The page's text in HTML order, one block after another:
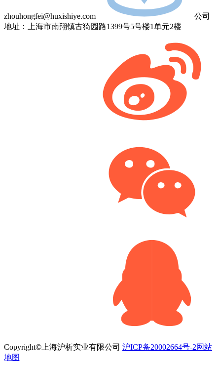
zhouhongfei@huxishiye.com
公司
地址：上海市南翔镇古猗园路1399号5号楼1单元2楼
Copyright©上海沪析实业有限公司 沪ICP备20002664号-2网站
地图